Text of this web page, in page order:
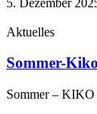
Aktuelles
Sommer-
Sommer – KIKO